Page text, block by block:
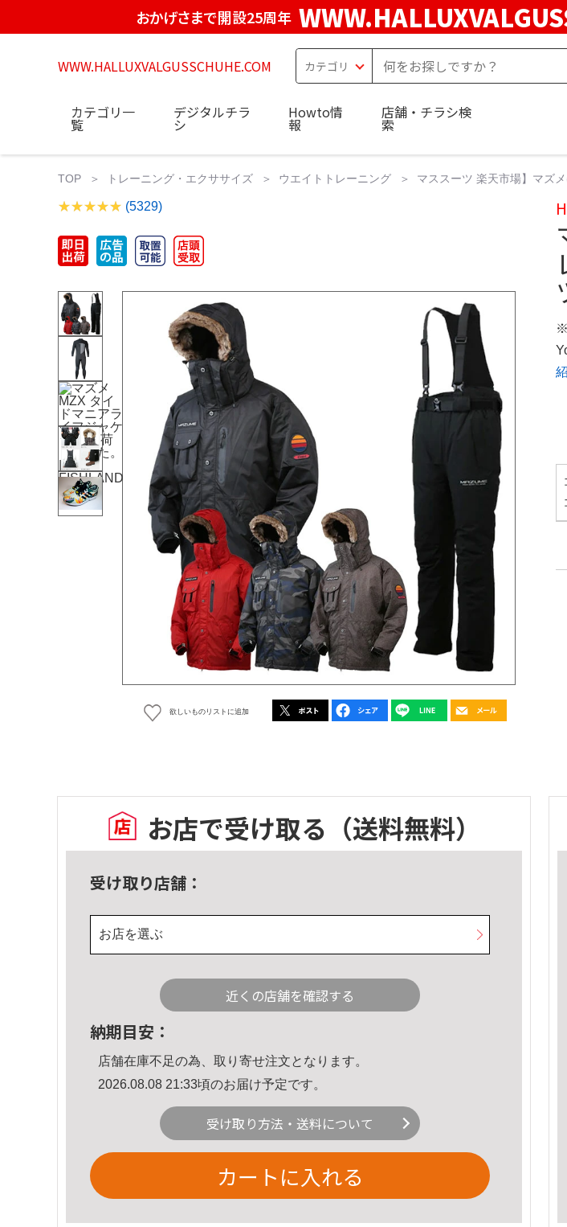
おかげさまで開設25周年
WWW.HALLUXVALGUSSCHUHE.COM
カテゴリ一
覧
デジタルチラ
シ
Howto情
報
店舗・チラシ検
索
TOP トレーニング・エクササイズ ウエイトトレーニング マススーツ 楽天市場】マズ
(5329)
欲しいものリストに追加
お店で受け取る （送料無料）
受け取り店舗：
お店を選ぶ
近くの店舗を確認する
納期目安：
店舗在庫不足の為、取り寄せ注文となります。
2026.08.08 21:33頃のお届け予定です。
受け取り方法・送料について
カートに入れる